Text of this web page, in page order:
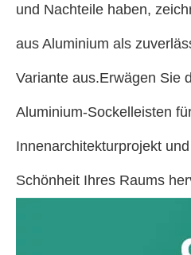
und Nachteile haben,
aus Aluminium als
Variante aus.Erwägen Sie
Aluminium-Sockelleisten
Innenarchitekturprojekt
Schönheit Ihres Raums